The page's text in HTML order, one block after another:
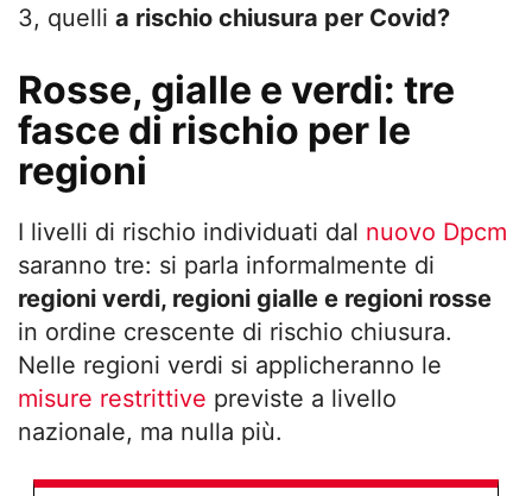
3, quelli a rischio chiusura per Covid?
Rosse, gialle e verdi: tre
fasce di rischio per le
regioni
I livelli di rischio individuati dal nuovo Dpcm
saranno tre: si parla informalmente di
regioni verdi, regioni gialle e regioni rosse
in ordine crescente di rischio chiusura.
Nelle regioni verdi si applicheranno le
misure restrittive previste a livello
nazionale, ma nulla più.